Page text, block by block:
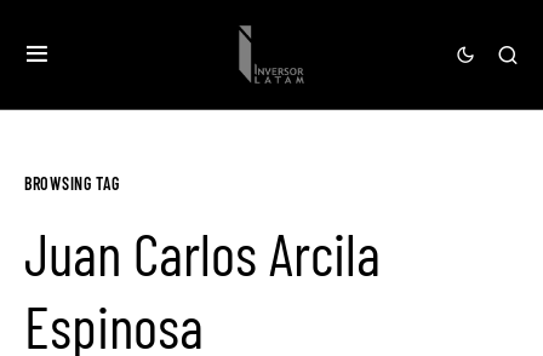
BROWSING TAG
Juan Carlos Arcila
Espinosa